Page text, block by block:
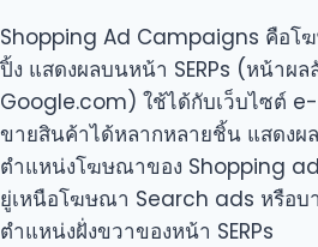
Shopping Ad Campaigns คือโ
ปิ้ง แสดงผลบนหน้า SERPs (หน้าผ
Google.com) ใช้ได้กับเว็บไซต์
ขายสินค้าได้หลากหลายชิ้น แสดงผ
ตำแหน่งโฆษณาของ Shopping
ยู่เหนือโฆษณา Search ads หรือบ
ตำแหน่งฝั่งขวาของหน้า SERPs